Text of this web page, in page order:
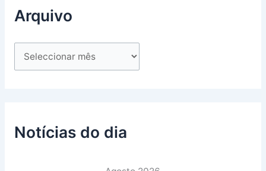
Arquivo
Notícias do dia